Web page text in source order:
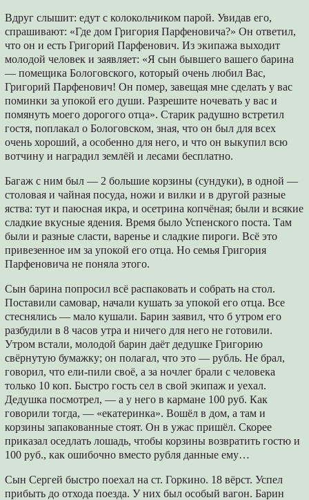
Вдруг слышит: едут с колокольчиком парой. Увидав его,
спрашивают: «Где дом Григория Парфеновича?» Он ответил,
что он и есть Григорий Парфенович. Из экипажа выходит
молодой человек и заявляет: «Я сын бывшего вашего барина
— помещика Бологовского, который очень любил Вас,
Григорий Парфенович! Он помер, завещая мне сделать у вас
поминки за упокой его души. Разрешите ночевать у вас и
помянуть моего дорогого отца». Старик радушно встретил
гостя, поплакал о Бологовском, зная, что он был для всех
очень хороший, а особенно для него, и что он выкупил всю
вотчину и наградил землёй и лесами бесплатно.
Багаж с ним был — 2 большие корзины (сундуки), в одной —
столовая и чайная посуда, ножи и вилки и в другой разные
яства: тут и паюсная икра, и осетрина копчёная; были и всякие
сладкие вкусные ядения. Время было Успенского поста. Там
были и разные сласти, варенье и сладкие пироги. Всё это
привезенное им за упокой его отца. Но семья Григория
Парфеновича не поняла этого.
Сын барина попросил всё распаковать и собрать на стол.
Поставили самовар, начали кушать за упокой его отца. Все
стеснялись — мало кушали. Барин заявил, что б утром его
разбудили в 8 часов утра и ничего для него не готовили.
Утром встали, молодой барин даёт дедушке Григорию
свёрнутую бумажку; он полагал, что это — рубль. Не брал,
говорил, что ели-пили своё, а за ночлег брали с человека
только 10 коп. Быстро гость сел в свой экипаж и уехал.
Дедушка посмотрел, — а у него в кармане 100 руб. Как
говорили тогда, — «екатеринка». Вошёл в дом, а там и
корзины запакованные стоят. Он в ужас пришёл. Скорее
приказал оседлать лошадь, чтобы корзины возвратить гостю и
100 руб., как ошибочно вместо рубля данные ему…
Сын Сергей быстро поехал на ст. Горкино. 18 вёрст. Успел
прибыть до отхода поезда. У них был особый вагон. Барин